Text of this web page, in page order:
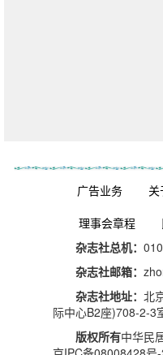
广告业务
理事会章程
杂志社总机：
杂志社邮箱：
杂志社地址： 北
际中心B2座)708-2-3
版权所有中华民